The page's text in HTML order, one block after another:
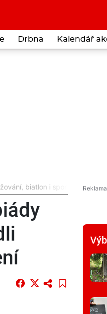
Drbna Kalendář
biatlon i sportovní lezení